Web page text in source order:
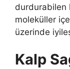
durdurabilen
moleküller
üzerinde
Kalp